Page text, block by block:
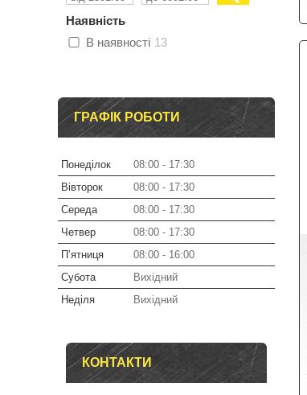
Наявність
В наявності 13
ГРАФІК РОБОТИ
Понеділок 08:00
17:30
Вівторок
08:00
17:30
Середа
08:00
17:30
Четвер
08:00
17:30
Пʼятниця
08:00
16:00
Субота
Вихідний
Неділя
Вихідний
КОНТАКТИ